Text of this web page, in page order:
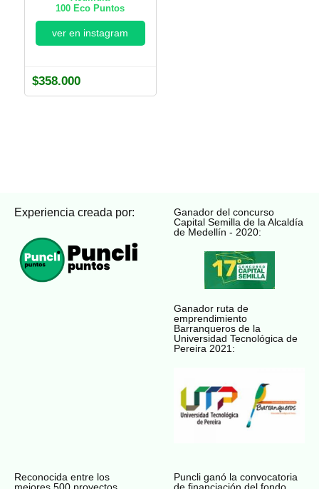
100 Eco Puntos
ver en instagram
$358.000
Experiencia creada por:
Ganador del concurso
Capital Semilla de la Alcaldía
de Medellín - 2020:
Ganador ruta de
emprendimiento
Barranqueros de la
Universidad Tecnológica de
Pereira 2021:
Reconocida entre los
mejores 500 proyectos
Puncli ganó la convocatoria
de financiación del fondo